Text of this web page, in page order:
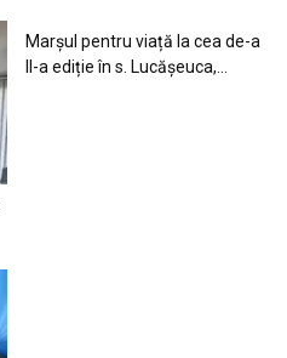
Marșul pentru viață la cea de-a
II-a ediție în s. Lucășeuca,...